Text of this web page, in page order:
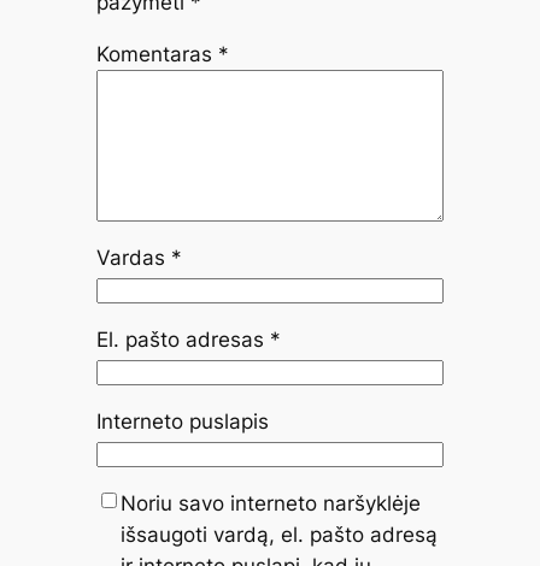
Komentaras *
Vardas *
El. pašto adresas *
Interneto puslapis
Noriu savo interneto naršyklėje
išsaugoti vardą, el. pašto adresą